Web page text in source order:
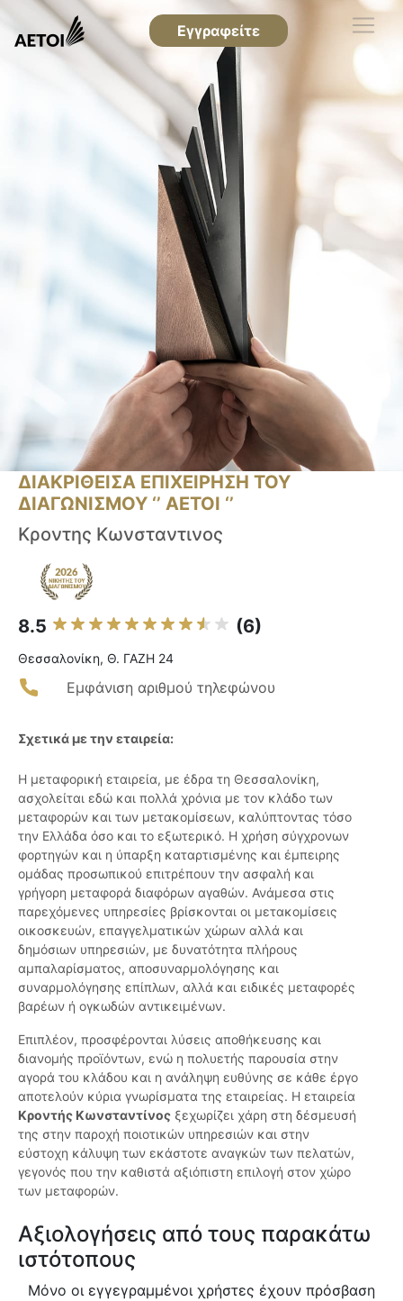
Εγγραφείτε
ΔΙΑΚΡΙΘΕΙΣΑ ΕΠΙΧΕΙΡΗΣΗ ΤΟΥ
ΔΙΑΓΩΝΙΣΜΟΥ ‘’ ΑΕΤΟΙ ‘’
Κροντης Κωνσταντινος
8.5 (6)
Θεσσαλονίκη, Θ. ΓΑΖΗ 24
Εμφάνιση αριθμού τηλεφώνου
Σχετικά με την εταιρεία:
Η μεταφορική εταιρεία, με έδρα τη Θεσσαλονίκη,
ασχολείται εδώ και πολλά χρόνια με τον κλάδο των
μεταφορών και των μετακομίσεων, καλύπτοντας τόσο
την Ελλάδα όσο και το εξωτερικό. Η χρήση σύγχρονων
φορτηγών και η ύπαρξη καταρτισμένης και έμπειρης
ομάδας προσωπικού επιτρέπουν την ασφαλή και
γρήγορη μεταφορά διαφόρων αγαθών. Ανάμεσα στις
παρεχόμενες υπηρεσίες βρίσκονται οι μετακομίσεις
οικοσκευών, επαγγελματικών χώρων αλλά και
δημόσιων υπηρεσιών, με δυνατότητα πλήρους
αμπαλαρίσματος, αποσυναρμολόγησης και
συναρμολόγησης επίπλων, αλλά και ειδικές μεταφορές
βαρέων ή ογκωδών αντικειμένων.
Επιπλέον, προσφέρονται λύσεις αποθήκευσης και
διανομής προϊόντων, ενώ η πολυετής παρουσία στην
αγορά του κλάδου και η ανάληψη ευθύνης σε κάθε έργο
αποτελούν κύρια γνωρίσματα της εταιρείας. Η εταιρεία
Κροντής Κωνσταντίνος ξεχωρίζει χάρη στη δέσμευσή
της στην παροχή ποιοτικών υπηρεσιών και στην
εύστοχη κάλυψη των εκάστοτε αναγκών των πελατών,
γεγονός που την καθιστά αξιόπιστη επιλογή στον χώρο
των μεταφορών.
Αξιολογήσεις από τους παρακάτω
ιστότοπους
Μόνο οι εγγεγραμμένοι χρήστες έχουν πρόσβαση